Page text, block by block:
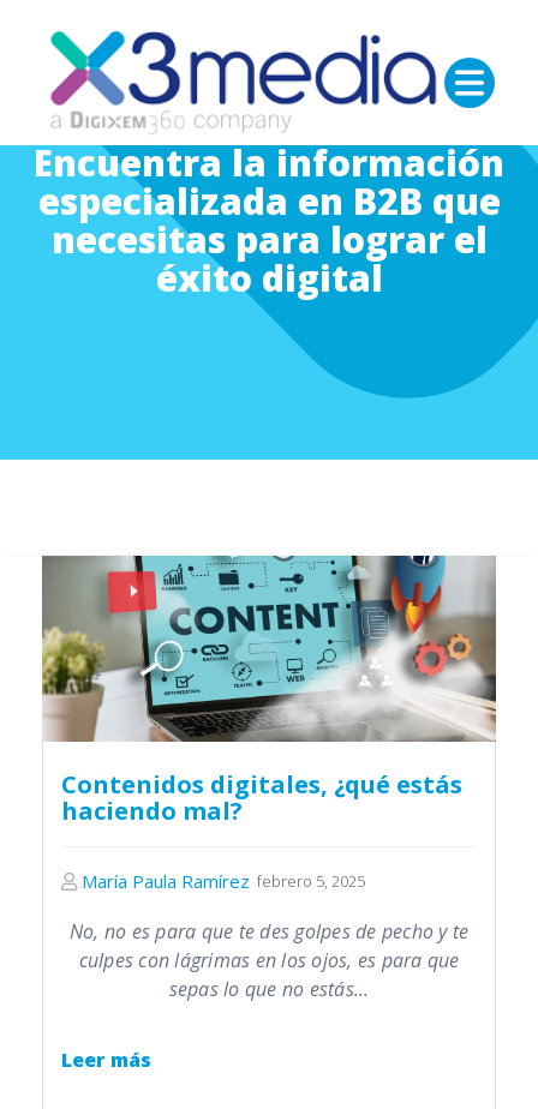
Encuentra la información
especializada en B2B que
necesitas para lograr el
éxito digital
Contenidos digitales, ¿qué estás
haciendo mal?
María Paula Ramírez febrero 5, 2025
No, no es para que te des golpes de pecho y te
culpes con lágrimas en los ojos, es para que
sepas lo que no estás...
Leer más